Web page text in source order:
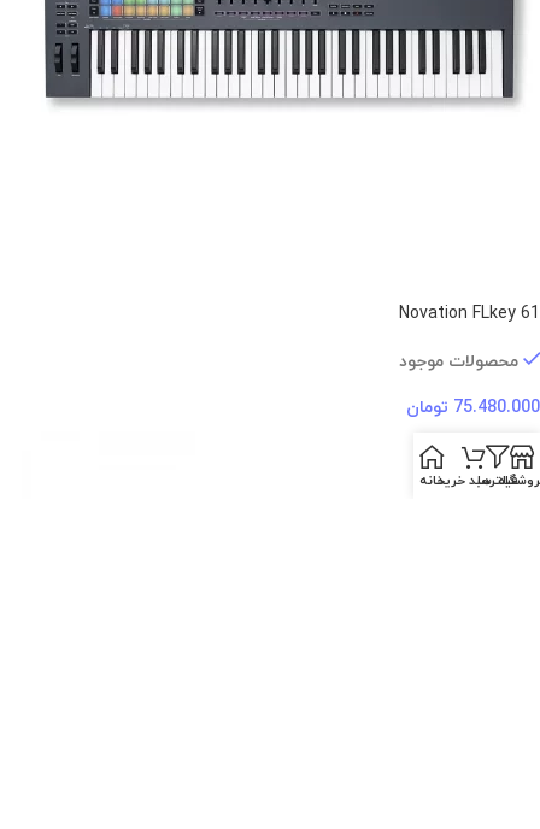
Novation FLkey 61
محصولات موجود
75.480.000 تومان
فیلترهاسبد خریدخانه